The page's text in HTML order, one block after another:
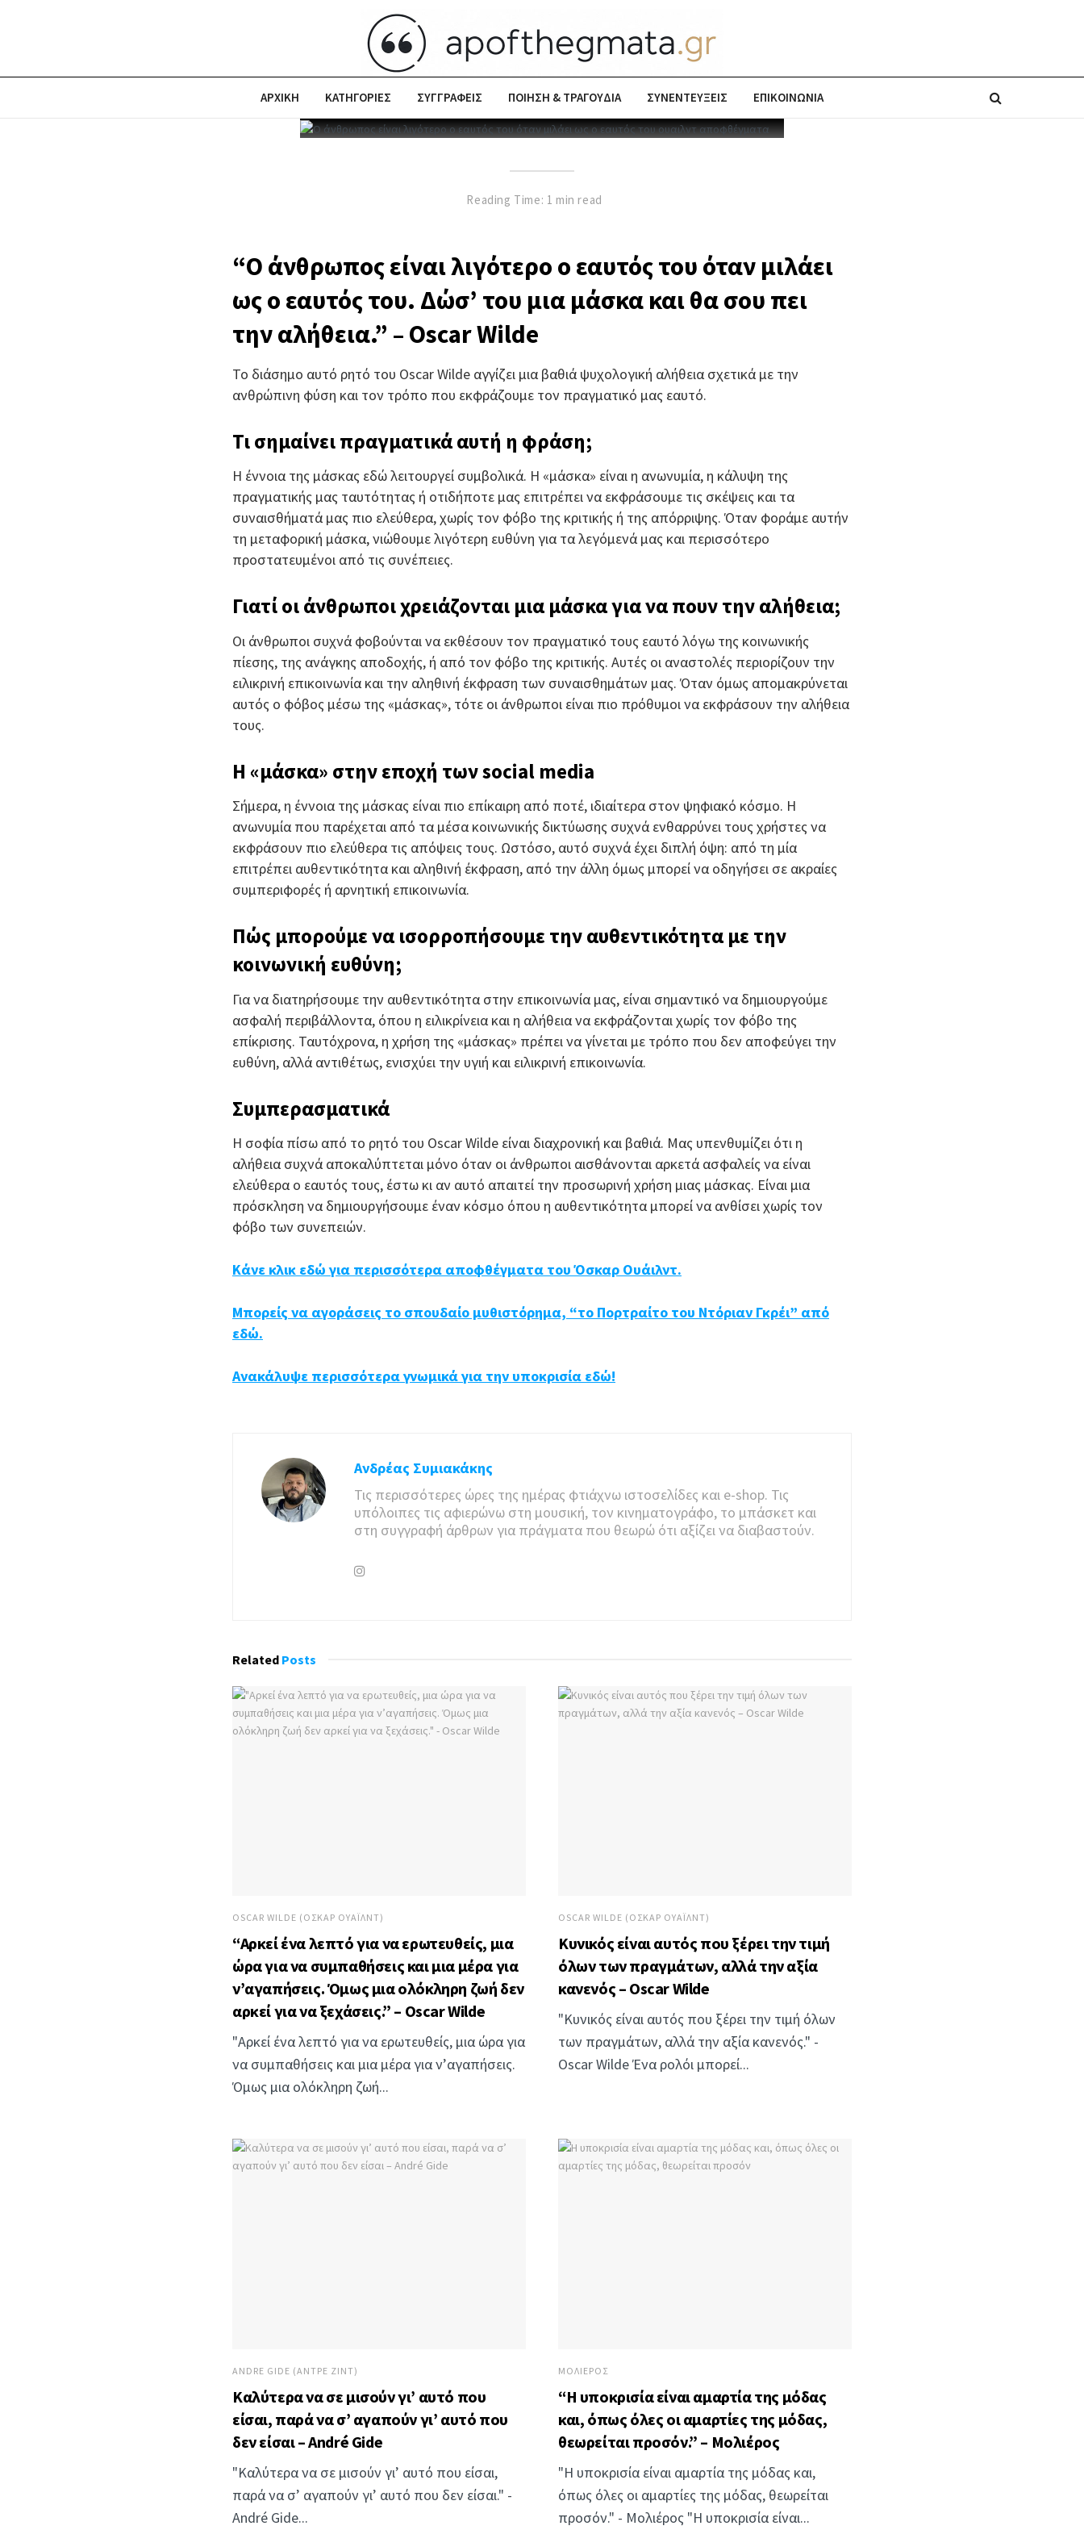
ΑΡΧΙΚΗ ΚΑΤΗΓΟΡΙΕΣ ΣΥΓΓΡΑΦΕΙΣ ΠΟΙΗΣΗ & ΤΡΑΓΟΥΔΙΑ ΣΥΝΕΝΤΕΥΞΕΙΣ ΕΠΙΚΟΙΝΩΝΙΑ
Reading Time: 1 min read
“Ο άνθρωπος είναι λιγότερο ο εαυτός του όταν μιλάει
ως ο εαυτός του. Δώσ’ του μια μάσκα και θα σου πει
την αλήθεια.” – Oscar Wilde
Το διάσημο αυτό ρητό του Oscar Wilde αγγίζει μια βαθιά ψυχολογική αλήθεια σχετικά με την
ανθρώπινη φύση και τον τρόπο που εκφράζουμε τον πραγματικό μας εαυτό.
Τι σημαίνει πραγματικά αυτή η φράση;
Η έννοια της μάσκας εδώ λειτουργεί συμβολικά. Η «μάσκα» είναι η ανωνυμία, η κάλυψη της
πραγματικής μας ταυτότητας ή οτιδήποτε μας επιτρέπει να εκφράσουμε τις σκέψεις και τα
συναισθήματά μας πιο ελεύθερα, χωρίς τον φόβο της κριτικής ή της απόρριψης. Όταν φοράμε αυτήν
τη μεταφορική μάσκα, νιώθουμε λιγότερη ευθύνη για τα λεγόμενά μας και περισσότερο
προστατευμένοι από τις συνέπειες.
Γιατί οι άνθρωποι χρειάζονται μια μάσκα για να πουν την αλήθεια;
Οι άνθρωποι συχνά φοβούνται να εκθέσουν τον πραγματικό τους εαυτό λόγω της κοινωνικής
πίεσης, της ανάγκης αποδοχής, ή από τον φόβο της κριτικής. Αυτές οι αναστολές περιορίζουν την
ειλικρινή επικοινωνία και την αληθινή έκφραση των συναισθημάτων μας. Όταν όμως απομακρύνεται
αυτός ο φόβος μέσω της «μάσκας», τότε οι άνθρωποι είναι πιο πρόθυμοι να εκφράσουν την αλήθεια
τους.
Η «μάσκα» στην εποχή των social media
Σήμερα, η έννοια της μάσκας είναι πιο επίκαιρη από ποτέ, ιδιαίτερα στον ψηφιακό κόσμο. Η
ανωνυμία που παρέχεται από τα μέσα κοινωνικής δικτύωσης συχνά ενθαρρύνει τους χρήστες να
εκφράσουν πιο ελεύθερα τις απόψεις τους. Ωστόσο, αυτό συχνά έχει διπλή όψη: από τη μία
επιτρέπει αυθεντικότητα και αληθινή έκφραση, από την άλλη όμως μπορεί να οδηγήσει σε ακραίες
συμπεριφορές ή αρνητική επικοινωνία.
Πώς μπορούμε να ισορροπήσουμε την αυθεντικότητα με την
κοινωνική ευθύνη;
Για να διατηρήσουμε την αυθεντικότητα στην επικοινωνία μας, είναι σημαντικό να δημιουργούμε
ασφαλή περιβάλλοντα, όπου η ειλικρίνεια και η αλήθεια να εκφράζονται χωρίς τον φόβο της
επίκρισης. Ταυτόχρονα, η χρήση της «μάσκας» πρέπει να γίνεται με τρόπο που δεν αποφεύγει την
ευθύνη, αλλά αντιθέτως, ενισχύει την υγιή και ειλικρινή επικοινωνία.
Συμπερασματικά
Η σοφία πίσω από το ρητό του Oscar Wilde είναι διαχρονική και βαθιά. Μας υπενθυμίζει ότι η
αλήθεια συχνά αποκαλύπτεται μόνο όταν οι άνθρωποι αισθάνονται αρκετά ασφαλείς να είναι
ελεύθερα ο εαυτός τους, έστω κι αν αυτό απαιτεί την προσωρινή χρήση μιας μάσκας. Είναι μια
πρόσκληση να δημιουργήσουμε έναν κόσμο όπου η αυθεντικότητα μπορεί να ανθίσει χωρίς τον
φόβο των συνεπειών.
Κάνε κλικ εδώ για περισσότερα αποφθέγματα του Όσκαρ Ουάιλντ.
Μπορείς να αγοράσεις το σπουδαίο μυθιστόρημα, “το Πορτραίτο του Ντόριαν Γκρέι” από
εδώ.
Ανακάλυψε περισσότερα γνωμικά για την υποκρισία εδώ!
Ανδρέας Συμιακάκης
Τις περισσότερες ώρες της ημέρας φτιάχνω ιστοσελίδες και e-shop. Τις
υπόλοιπες τις αφιερώνω στη μουσική, τον κινηματογράφο, το μπάσκετ και
στη συγγραφή άρθρων για πράγματα που θεωρώ ότι αξίζει να διαβαστούν.
Related Posts
OSCAR WILDE (ΌΣΚΑΡ ΟΥΆΙΛΝΤ)
“Αρκεί ένα λεπτό για να ερωτευθείς, μια
ώρα για να συμπαθήσεις και μια μέρα για
ν’αγαπήσεις. Όμως μια ολόκληρη ζωή δεν
αρκεί για να ξεχάσεις.” – Oscar Wilde
"Αρκεί ένα λεπτό για να ερωτευθείς, μια ώρα για
να συμπαθήσεις και μια μέρα για ν’αγαπήσεις.
Όμως μια ολόκληρη ζωή...
OSCAR WILDE (ΌΣΚΑΡ ΟΥΆΙΛΝΤ)
Κυνικός είναι αυτός που ξέρει την τιμή
όλων των πραγμάτων, αλλά την αξία
κανενός – Oscar Wilde
"Κυνικός είναι αυτός που ξέρει την τιμή όλων
των πραγμάτων, αλλά την αξία κανενός." -
Oscar Wilde Ένα ρολόι μπορεί...
ANDRE GIDE (ΑΝΤΡΈ ΖΙΝΤ)
Καλύτερα να σε μισούν γι’ αυτό που
είσαι, παρά να σ’ αγαπούν γι’ αυτό που
δεν είσαι – André Gide
"Καλύτερα να σε μισούν γι’ αυτό που είσαι,
παρά να σ’ αγαπούν γι’ αυτό που δεν είσαι." -
André Gide...
ΜΟΛΙΈΡΟΣ
“Η υποκρισία είναι αμαρτία της μόδας
και, όπως όλες οι αμαρτίες της μόδας,
θεωρείται προσόν.” – Μολιέρος
"Η υποκρισία είναι αμαρτία της μόδας και,
όπως όλες οι αμαρτίες της μόδας, θεωρείται
προσόν." - Μολιέρος "Η υποκρισία είναι...